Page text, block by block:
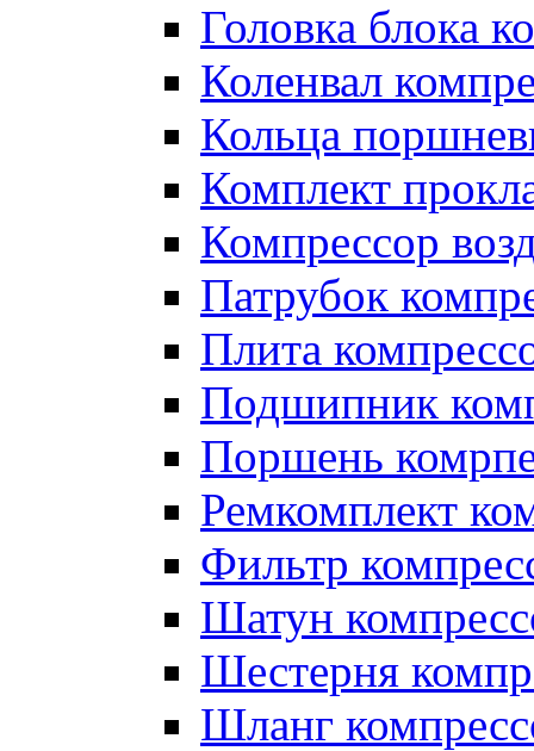
Головка блока
Коленвал
Кольца
Комплект
Компрессор
Патрубок
Плита
Подшипник
Поршень
Ремкомплект
Фильтр
Шатун
Шестерня
Шланг